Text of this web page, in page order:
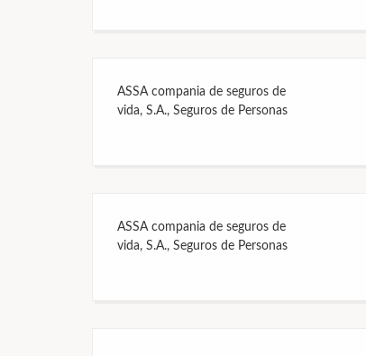
ASSA compania de seguros de
vida, S.A., Seguros de Personas
ASSA compania de seguros de
vida, S.A., Seguros de Personas